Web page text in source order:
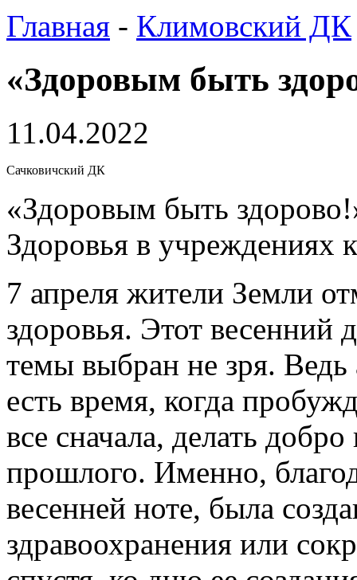
Главная - Климовский ДК
«Здоровым быть
11.04.2022
Сачковичский ДК
«Здоровым быть
Здоровья в учреждениях
7 апреля жители Земли
здоровья. Этот весенний
темы выбран не зря. Ведь
есть время, когда
все сначала, делать
прошлого. Именно,
весенней ноте, была
здравоохранения или